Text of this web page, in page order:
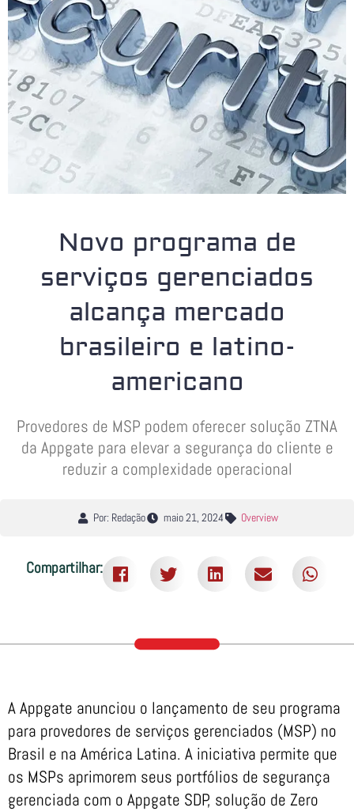
Novo programa de
serviços gerenciados
alcança mercado
brasileiro e latino-
americano
Provedores de MSP podem oferecer solução ZTNA
da Appgate para elevar a segurança do cliente e
reduzir a complexidade operacional
Por: Redação maio 21, 2024 Overview
Compartilhar:
A Appgate anunciou o lançamento de seu programa
para provedores de serviços gerenciados (MSP) no
Brasil e na América Latina. A iniciativa permite que
os MSPs aprimorem seus portfólios de segurança
gerenciada com o Appgate SDP, solução de Zero